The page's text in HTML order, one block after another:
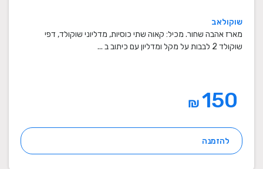
שוקולאב
מארז אהבה שחור. מכיל: קאוה שתי כוסיות, מדליוני שוקולד, דפי
שוקולד 2 לבבות על מקל ומדליון עם כיתוב ב ...
₪
להזמנה